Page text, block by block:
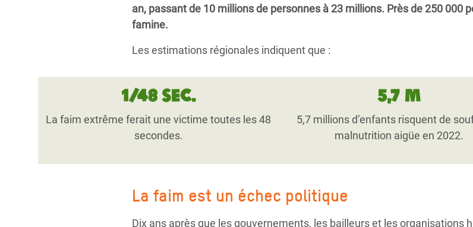
an, passant de 10 millions de personnes à 23 millions. Près de 250 000
famine.
Les estimations régionales indiquent que :
1/48 sec.
La faim extrême ferait une victime toutes les 48
secondes.
5,7 M
5,7 millions d’enfants risquent de
malnutrition aigüe en 2022.
La faim est un échec politique
Dix ans après que les gouvernements, les bailleurs et les organisations